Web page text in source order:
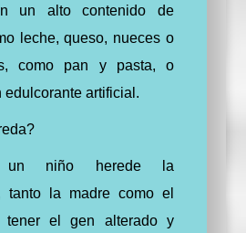
un alto contenido de
leche, queso, nueces o
como pan y pasta, o
edulcorante artificial.
un niño herede la
tanto la madre como el
tener el gen alterado y